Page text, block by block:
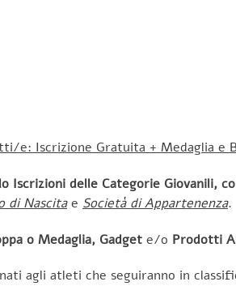
e: Iscrizione Gratuita + Medaglia e
Iscrizioni delle Categorie Giovanili,
di Nascitae Società di Appartenenza.
o Medaglia, Gadget e/o Prodotti
agli atleti che seguiranno in